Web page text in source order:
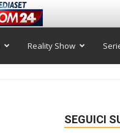
Reality Show
SEGUICI